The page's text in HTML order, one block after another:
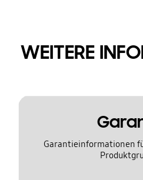
WEITERE
Garantieinformationen